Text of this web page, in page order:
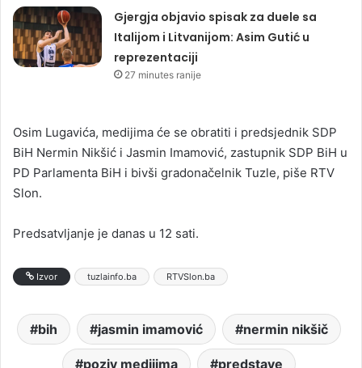
Gjergja objavio spisak za duele sa
Italijom i Litvanijom: Asim Gutić u
reprezentaciji
27 minutes ranije
Osim Lugavića, medijima će se obratiti i predsjednik SDP
BiH Nermin Nikšić i Jasmin Imamović, zastupnik SDP BiH u
PD Parlamenta BiH i bivši gradonačelnik Tuzle, piše RTV
Slon.
Predsatvljanje je danas u 12 sati.
Izvor tuzlainfo.ba RTVSlon.ba
bih jasmin imamović nermin nikšič
poziv medijima predstave